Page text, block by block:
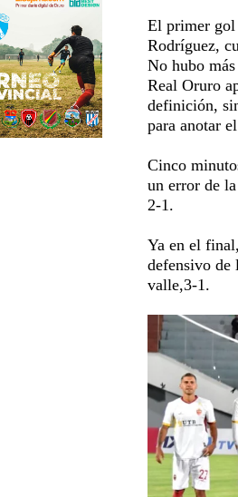
El primer gol
Rodríguez,
No hubo
Real Oruro
definición,
para anotar
Cinco
un error de
2-1.
Ya en el
defensivo de
valle,3-1.